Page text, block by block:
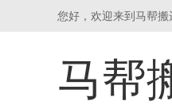
您好，欢迎来到马帮搬
马帮